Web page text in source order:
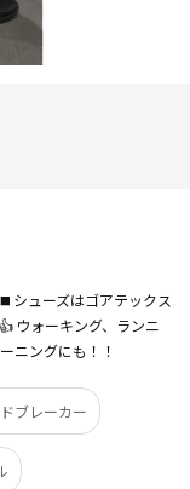
シューズはゴアテックス
ウォーキング、ランニ
ニングにも！！
ブレーカー